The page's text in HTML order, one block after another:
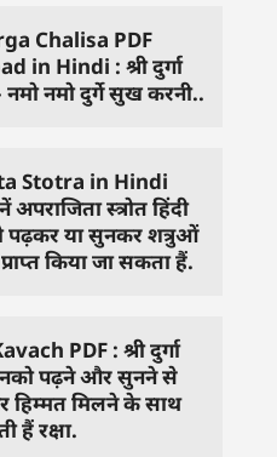
Chalisa PDF
in Hindi : श्री दुर्गा
नमो नमो दुर्गे सुख करनी..
Stotra in Hindi
अपराजिता स्त्रोत हिंदी
पढ़कर या सुनकर शत्रुओं
किया जा सकता हैं.
PDF : श्री दुर्गा
पढ़ने और सुनने से
हिम्मत मिलने के साथ
हैं रक्षा.